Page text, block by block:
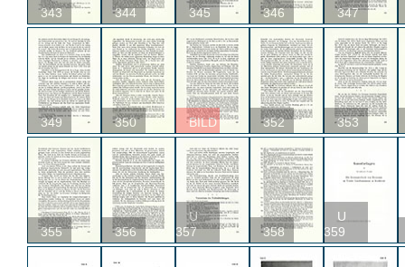
343 344 345 346 347
349 350 BILD 352 353
355 356
U
357
358
U
359